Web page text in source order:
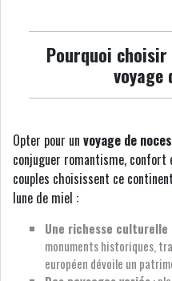
Pourquoi choisir
voyage
Opter pour un voyage de
conjuguer romantisme,
couples choisissent ce
lune de miel :
Une richesse
monuments historiques,
européen dévoile un